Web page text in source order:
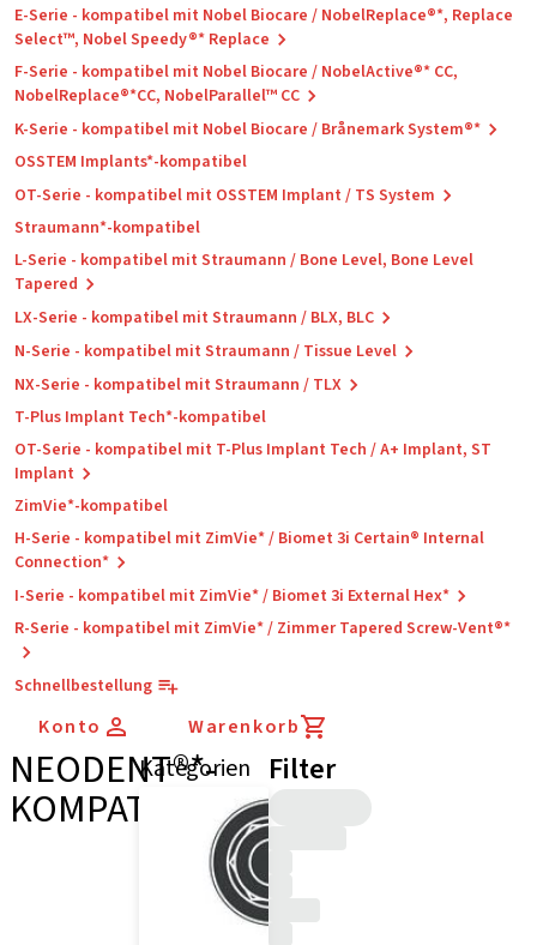
E-Serie - kompatibel mit Nobel Biocare / NobelReplace®*, Replace
Select™, Nobel Speedy®* Replace
F-Serie - kompatibel mit Nobel Biocare / NobelActive®* CC,
NobelReplace®*CC, NobelParallel™ CC
K-Serie - kompatibel mit Nobel Biocare / Brånemark System®*
OSSTEM Implants*-kompatibel
OT-Serie - kompatibel mit OSSTEM Implant / TS System
Straumann*-kompatibel
L-Serie - kompatibel mit Straumann / Bone Level, Bone Level
Tapered
LX-Serie - kompatibel mit Straumann / BLX, BLC
N-Serie - kompatibel mit Straumann / Tissue Level
NX-Serie - kompatibel mit Straumann / TLX
T-Plus Implant Tech*-kompatibel
OT-Serie - kompatibel mit T-Plus Implant Tech / A+ Implant, ST
Implant
ZimVie*-kompatibel
H-Serie - kompatibel mit ZimVie* / Biomet 3i Certain® Internal
Connection*
I-Serie - kompatibel mit ZimVie* / Biomet 3i External Hex*
R-Serie - kompatibel mit ZimVie* / Zimmer Tapered Screw-Vent®*
Schnellbestellung
Konto Warenkorb
NEODENT®*-
KOMPATIBEL
Kategorien Filter